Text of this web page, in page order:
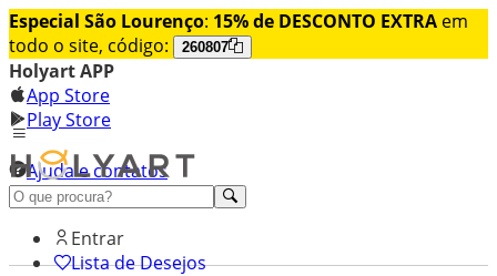
Especial São Lourenço: 15% de DESCONTO EXTRA em
todo o site, código:
260807
Holyart APP
App Store
Play Store
Ajuda e contatos
Conheça premium
Entrar
Lista de Desejos